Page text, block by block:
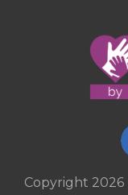
Copyright 2026